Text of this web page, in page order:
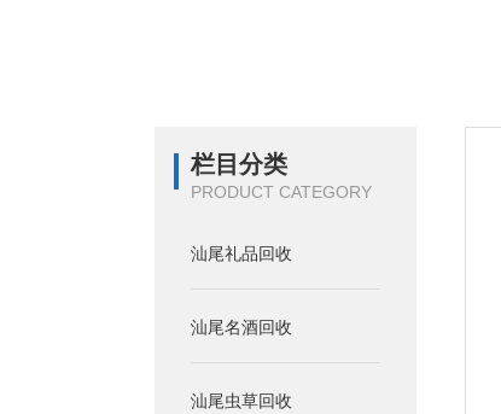
栏目分类
PRODUCT CATEGORY
汕尾礼品回收
汕尾名酒回收
汕尾虫草回收